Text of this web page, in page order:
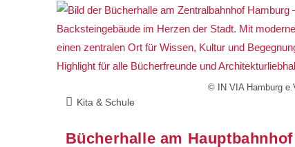
© IN VIA Hamburg
Kita & Schule
Bücherhalle am